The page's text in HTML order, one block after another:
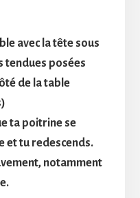
avec la tête sous
tendues posées
de la table
ta poitrine se
et tu redescends.
notamment